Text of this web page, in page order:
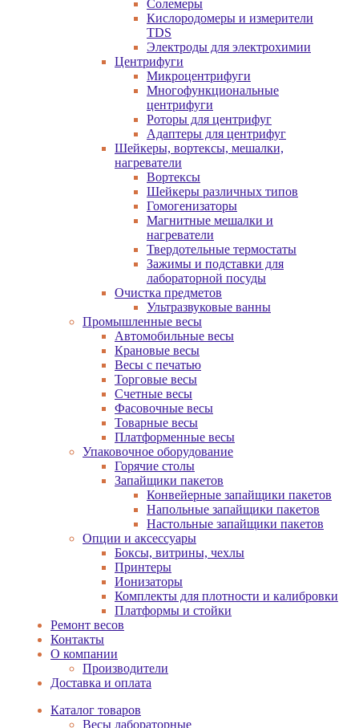
Солемеры
Кислородомеры и измерители
TDS
Электроды для электрохимии
Центрифуги
Микроцентрифуги
Многофункциональные
центрифуги
Роторы для центрифуг
Адаптеры для центрифуг
Шейкеры, вортексы, мешалки,
нагреватели
Вортексы
Шейкеры различных типов
Гомогенизаторы
Магнитные мешалки и
нагреватели
Твердотельные термостаты
Зажимы и подставки для
лабораторной посуды
Очистка предметов
Ультразвуковые ванны
Промышленные весы
Автомобильные весы
Крановые весы
Весы с печатью
Торговые весы
Счетные весы
Фасовочные весы
Товарные весы
Платформенные весы
Упаковочное оборудование
Горячие столы
Запайщики пакетов
Конвейерные запайщики пакетов
Напольные запайщики пакетов
Настольные запайщики пакетов
Опции и аксессуары
Боксы, витрины, чехлы
Принтеры
Ионизаторы
Комплекты для плотности и калибровки
Платформы и стойки
Ремонт весов
Контакты
О компании
Производители
Доставка и оплата
Каталог товаров
Весы лабораторные